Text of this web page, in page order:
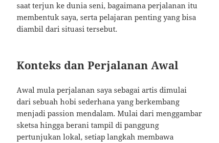
saat terjun ke dunia seni, bagaimana perjalanan itu
membentuk saya, serta pelajaran penting yang bisa
diambil dari situasi tersebut.
Konteks dan Perjalanan Awal
Awal mula perjalanan saya sebagai artis dimulai
dari sebuah hobi sederhana yang berkembang
menjadi passion mendalam. Mulai dari menggambar
sketsa hingga berani tampil di panggung
pertunjukan lokal, setiap langkah membawa